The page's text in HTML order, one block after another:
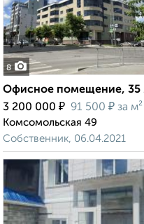
8
Офисное помещение, 35
3 200 000 ₽ 91 500 ₽ за м²
Комсомольская 49
Собственник, 06.04.2021